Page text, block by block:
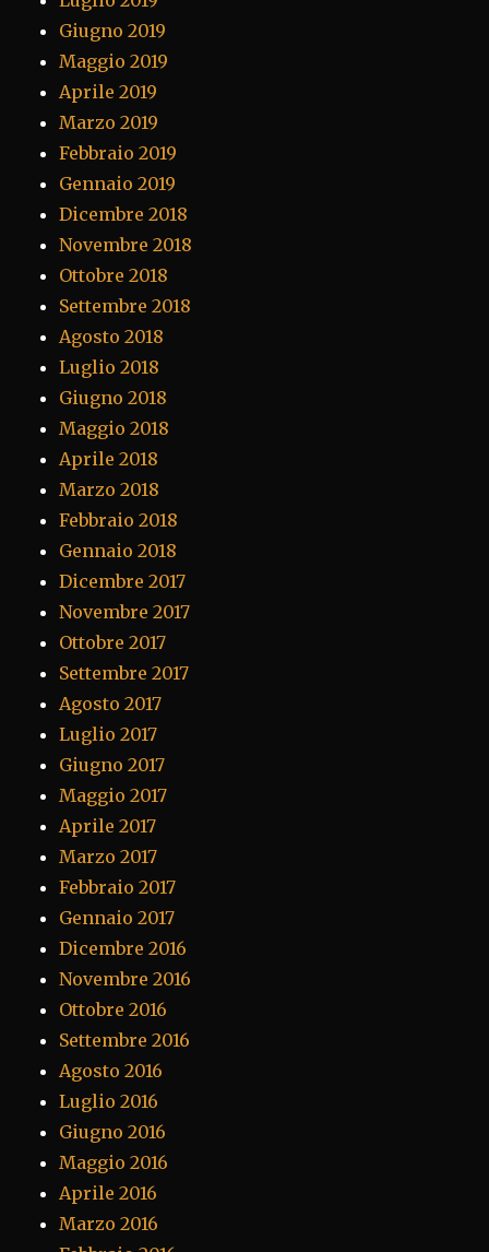
Giugno 2019
Maggio 2019
Aprile 2019
Marzo 2019
Febbraio 2019
Gennaio 2019
Dicembre 2018
Novembre 2018
Ottobre 2018
Settembre 2018
Agosto 2018
Luglio 2018
Giugno 2018
Maggio 2018
Aprile 2018
Marzo 2018
Febbraio 2018
Gennaio 2018
Dicembre 2017
Novembre 2017
Ottobre 2017
Settembre 2017
Agosto 2017
Luglio 2017
Giugno 2017
Maggio 2017
Aprile 2017
Marzo 2017
Febbraio 2017
Gennaio 2017
Dicembre 2016
Novembre 2016
Ottobre 2016
Settembre 2016
Agosto 2016
Luglio 2016
Giugno 2016
Maggio 2016
Aprile 2016
Marzo 2016